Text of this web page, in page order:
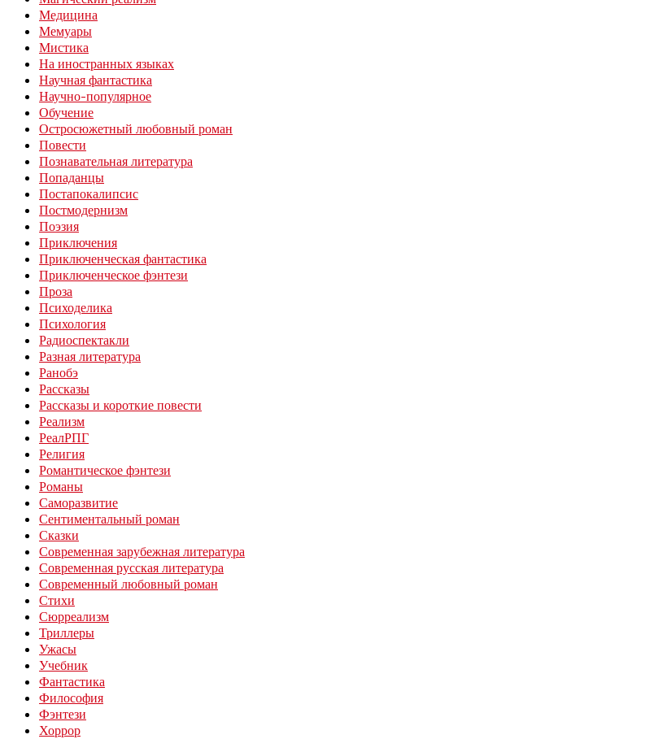
Медицина
Мемуары
Мистика
На иностранных языках
Научная фантастика
Научно-популярное
Обучение
Остросюжетный любовный роман
Повести
Познавательная литература
Попаданцы
Постапокалипсис
Постмодернизм
Поэзия
Приключения
Приключенческая фантастика
Приключенческое фэнтези
Проза
Психоделика
Психология
Радиоспектакли
Разная литература
Ранобэ
Рассказы
Рассказы и короткие повести
Реализм
РеалРПГ
Религия
Романтическое фэнтези
Романы
Саморазвитие
Сентиментальный роман
Сказки
Современная зарубежная литература
Современная русская литература
Современный любовный роман
Стихи
Сюрреализм
Триллеры
Ужасы
Учебник
Фантастика
Философия
Фэнтези
Хоррор